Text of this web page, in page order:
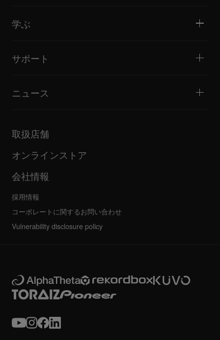
モニタースピーカー
ポータブルDJスピーカー
バトル / パフォーマンス
音楽制作
チュートリアル
ヒント・テクニック
カルチャー
ドキュメンタリー
学ぶ
DJスクール
Open format/Hip Hop DJにお勧めの製品
サポート
ファームウェア・ドライバのダウンロード
FAQ
コミュニティフォーラム
サービス、修理、保証
ニュース
企業情報
その他
取扱店舗
オンラインストア
会社情報
採用情報
コーポレートに関するお問い合わせ
Vulnerability disclosure policy